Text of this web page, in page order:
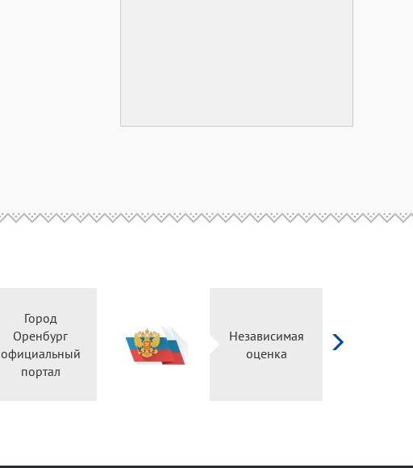
Город
Оренбург
официальный
портал
Независимая
оценка